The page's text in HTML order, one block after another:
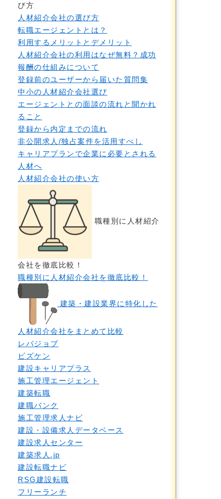
び方
人材紹介会社の選び方
転職エージェントとは？
利用するメリットとデメリット
人材紹介会社の利用はなぜ無料？成功
報酬の仕組みについて
登録前のユーザーから届いた質問集
中小の人材紹介会社選び
エージェントとの面談の流れと聞かれ
ること
登録から内定までの流れ
非公開求人/独占案件を活用すべし
キャリアプランで企業に必要とされる
人材へ
人材紹介会社の使い方
職種別に人材紹介
会社を徹底比較！
職種別に人材紹介会社を徹底比較！
建築・建設業界に特化した
人材紹介会社をまとめて比較
レバジョブ
ビズケン
建設キャリアプラス
施工管理エージェント
建築転職
建職バンク
施工管理求人ナビ
建設・設備求人データベース
建設求人センター
建築求人.jp
建設転職ナビ
RSG建設転職
フリーランチ